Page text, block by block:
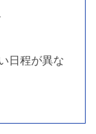
日程が異な